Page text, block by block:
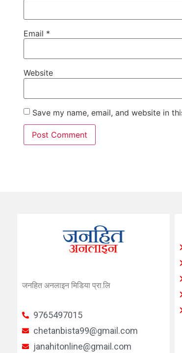
Email *
Website
Save my name, email, and website in
जनहित अनलाइन मिडिया प्रा.लि
9765497015
chetanbista99@gmail.com
janahitonline@gmail.com